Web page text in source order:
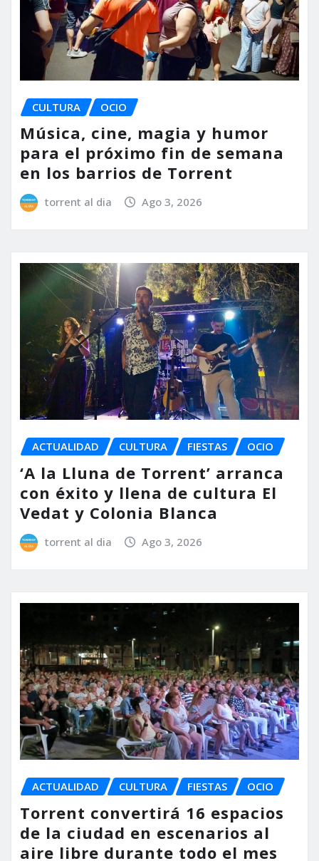
CULTURA OCIO
Música, cine, magia y humor
para el próximo fin de semana
en los barrios de Torrent
torrent al dia Ago 3, 2026
ACTUALIDAD CULTURA FIESTAS OCIO
‘A la Lluna de Torrent’ arranca
con éxito y llena de cultura El
Vedat y Colonia Blanca
torrent al dia Ago 3, 2026
ACTUALIDAD CULTURA FIESTAS OCIO
Torrent convertirá 16 espacios
de la ciudad en escenarios al
aire libre durante todo el mes